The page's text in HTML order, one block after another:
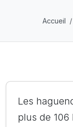
Accueil
Les
plus de 106